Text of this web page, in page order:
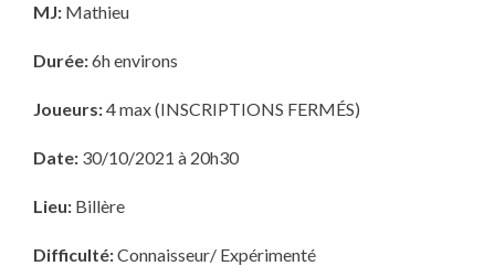
MJ: Mathieu
Durée:6h environs
Joueurs:4 max (INSCRIPTIONS FERMÉS)
Date: 30/10/2021 à 20h30
Lieu: Billère
Difficulté:Connaisseur/ Expérimenté